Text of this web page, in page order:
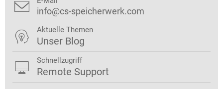
 info@cs-speicherwerk.com
 Aktuelle Themen
Unser Blog
 Schnellzugriff
Remote Support